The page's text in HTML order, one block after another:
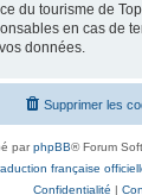
du tourisme de
en cas de
données.
Supprimer les
parphpBB® Forum
française
Confidentialité |